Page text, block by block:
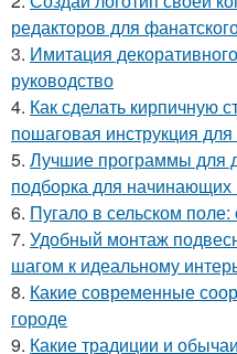
редакторов для
3. Имитация
руководство
4. Как сделать кирпичную
пошаговая инструкция
5. Лучшие программы для
подборка для
6. Пугало в сельском
7. Удобный монтаж
шагом к идеальному
8. Какие современные
городе
9. Какие традиции и